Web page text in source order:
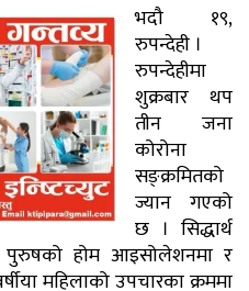
भदौ १९,
रुपन्देही ।
रुपन्देहीमा
शुक्रबार थप
तीन जना
कोरोना
सङ्क्रमितको
ज्यान गएको
छ । सिद्धार्थ
पुरुषको होम आइसोलेशनमा र
महिलाको उपचारका क्रममा